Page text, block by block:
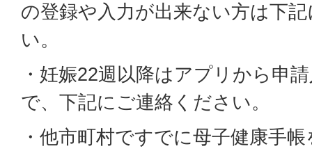
の登録や入力が出来ない方は下
い。
・妊娠22週以降はアプリから申
で、下記にご連絡ください。
・他市町村ですでに母子健康手